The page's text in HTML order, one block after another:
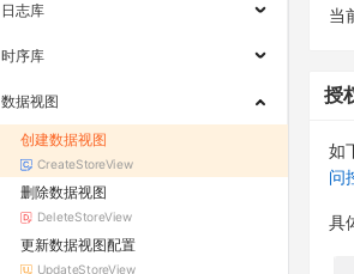
日志库
时序库
数据视图
创建数据视图
CreateStoreView
删除数据视图
DeleteStoreView
更新数据视图配置
UpdateStoreView
当
授
如
问
具